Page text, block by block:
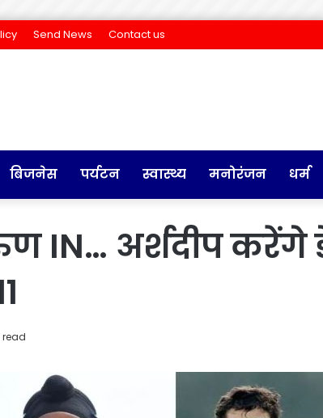
Send News Contact us
बिजनेस पर्यटन स्वास्थ्य मनोरंजन धर्म
IN… अर्शदीप करेंगे
read